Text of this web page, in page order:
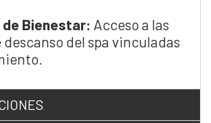
Bienestar: Acceso a las
descanso del spa vinculadas